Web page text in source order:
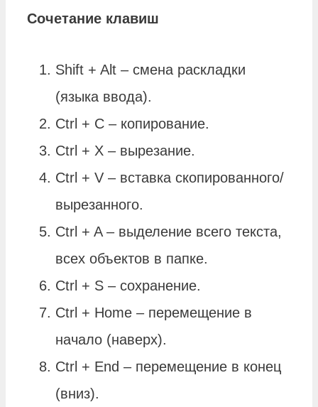
Сочетание клавиш
Shift + Alt – смена раскладки
(языка ввода).
Ctrl + C – копирование.
Ctrl + X – вырезание.
Ctrl + V – вставка скопированного/
вырезанного.
Ctrl + A – выделение всего текста,
всех объектов в папке.
Ctrl + S – сохранение.
Ctrl + Home – перемещение в
начало (наверх).
Ctrl + End – перемещение в конец
(вниз).